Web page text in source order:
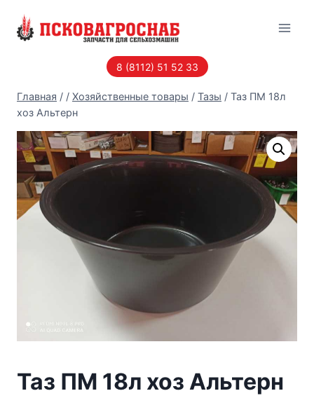
8 (8112) 51 52 33
Главная / / Хозяйственные товары / Тазы / Таз ПМ 18л
хоз Альтерн
Таз ПМ 18л хоз Альтерн